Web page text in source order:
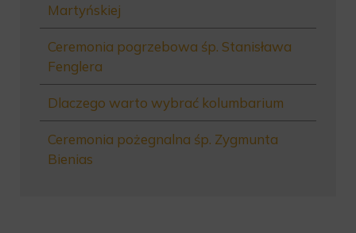
Martyńskiej
Ceremonia pogrzebowa śp. Stanisława
Fenglera
Dlaczego warto wybrać kolumbarium
Ceremonia pożegnalna śp. Zygmunta
Bienias